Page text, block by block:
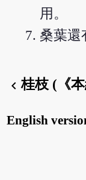
用。
桑葉還
chevron_left桂枝 (《
English